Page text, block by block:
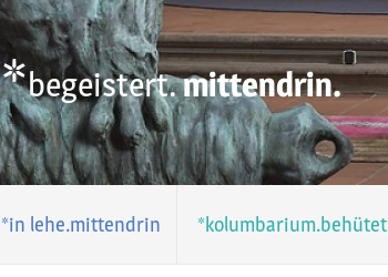
*begeistert.mittendrin.
*in lehe.mittendrin *kolumbarium.behütet